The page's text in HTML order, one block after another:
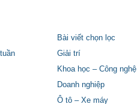
Bài viết chọn lọc
Giải trí
Khoa học – Công nghệ
Doanh nghiệp
Ô tô – Xe máy